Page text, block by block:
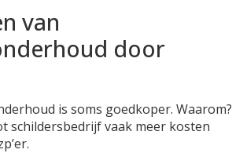
van
door
is soms goedkoper. Waarom?
schildersbedrijf vaak meer kosten